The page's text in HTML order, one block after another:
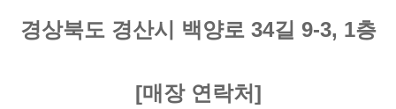
경상북도 경산시 백양로 34길 9-3, 1층
[매장 연락처]